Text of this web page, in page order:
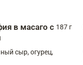
в масаго с 187 г
сыр, огурец,